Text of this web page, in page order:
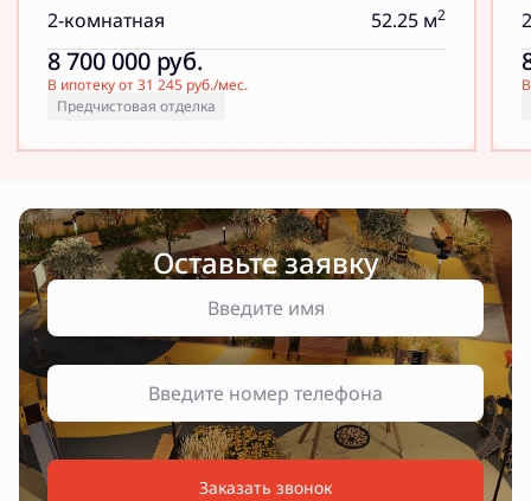
2-комнатная 52.25 м2
8 700 000руб.
В ипотеку от 31 245 руб./мес.
Предчистовая отделка
Оставьте заявку
Заказать звонок